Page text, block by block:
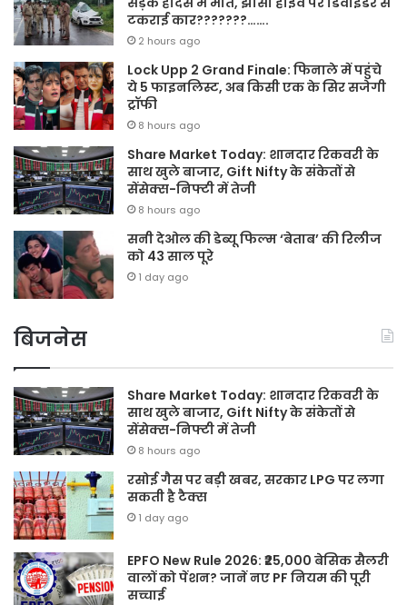
टकराई कार???????…….
2 hours ago
Lock Upp 2 Grand Finale: फिनाले में पहुंचे
ये 5 फाइनलिस्ट, अब किसी एक के सिर सजेगी
ट्रॉफी
8 hours ago
Share Market Today: शानदार रिकवरी के
साथ खुले बाजार, Gift Nifty के संकेतों से
सेंसेक्स-निफ्टी में तेजी
8 hours ago
सनी देओल की डेब्यू फिल्म ‘बेताब’ की रिलीज
को 43 साल पूरे
1 day ago
बिजनेस
Share Market Today: शानदार रिकवरी के
साथ खुले बाजार, Gift Nifty के संकेतों से
सेंसेक्स-निफ्टी में तेजी
8 hours ago
रसोई गैस पर बड़ी खबर, सरकार LPG पर लगा
सकती है टैक्स
1 day ago
EPFO New Rule 2026: ₹25,000 बेसिक सैलरी
वालों को पेंशन? जानें नए PF नियम की पूरी
सच्चाई